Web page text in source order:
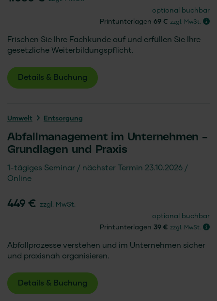
optional buchbar
Printunterlagen 69 € zzgl. MwSt.
Frischen Sie Ihre Fachkunde auf und erfüllen Sie Ihre
gesetzliche Weiterbildungspflicht.
Details & Buchung
Umwelt Entsorgung
Abfallmanagement im Unternehmen –
Grundlagen und Praxis
1-tägiges Seminar
nächster Termin 23.10.2026
Online
449 € zzgl. MwSt.
optional buchbar
Printunterlagen 39 € zzgl. MwSt.
Abfallprozesse verstehen und im Unternehmen sicher
und praxisnah organisieren.
Details & Buchung